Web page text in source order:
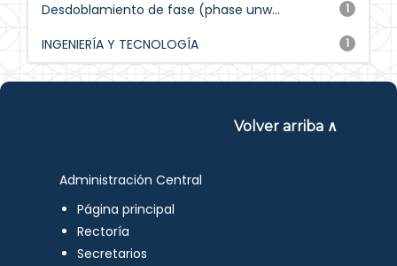
1
Desdoblamiento de fase (phase unw...
1
INGENIERÍA Y TECNOLOGÍA
Volver arriba ∧
Administración Central
Página principal
Rectoría
Secretarios